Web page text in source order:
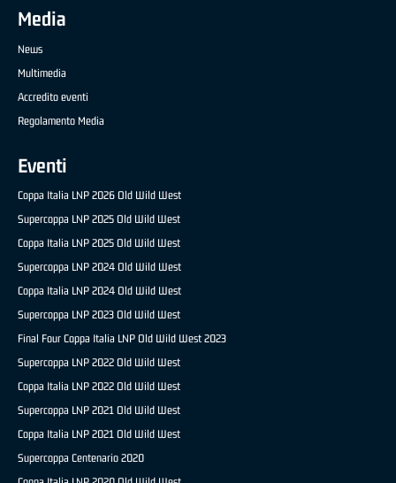
Media
News
Multimedia
Accredito eventi
Regolamento Media
Eventi
Coppa Italia LNP 2026 Old Wild West
Supercoppa LNP 2025 Old Wild West
Coppa Italia LNP 2025 Old Wild West
Supercoppa LNP 2024 Old Wild West
Coppa Italia LNP 2024 Old Wild West
Supercoppa LNP 2023 Old Wild West
Final Four Coppa Italia LNP Old Wild West 2023
Supercoppa LNP 2022 Old Wild West
Coppa Italia LNP 2022 Old Wild West
Supercoppa LNP 2021 Old Wild West
Coppa Italia LNP 2021 Old Wild West
Supercoppa Centenario 2020